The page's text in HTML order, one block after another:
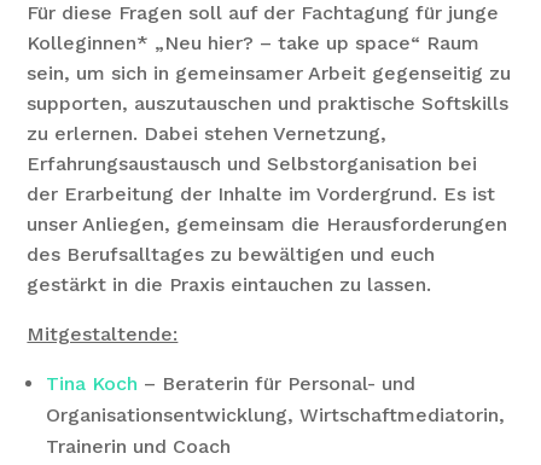
Für diese Fragen soll auf der Fachtagung für junge
Kolleginnen* „Neu hier? – take up space“ Raum
sein, um sich in gemeinsamer Arbeit gegenseitig zu
supporten, auszutauschen und praktische Softskills
zu erlernen. Dabei stehen Vernetzung,
Erfahrungsaustausch und Selbstorganisation bei
der Erarbeitung der Inhalte im Vordergrund. Es ist
unser Anliegen, gemeinsam die Herausforderungen
des Berufsalltages zu bewältigen und euch
gestärkt in die Praxis eintauchen zu lassen.
Mitgestaltende:
Tina Koch – Beraterin für Personal- und
Organisationsentwicklung, Wirtschaftmediatorin,
Trainerin und Coach